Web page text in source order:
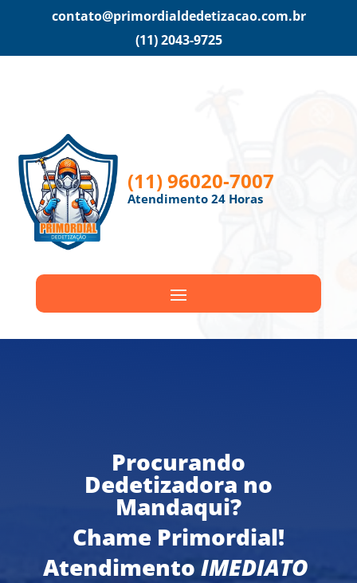
contato@primordialdedetizacao.com.br
(11) 2043-9725
(11) 96020-7007
Atendimento 24 Horas
Procurando
Dedetizadora no
Mandaqui?
Chame Primordial!
Atendimento IMEDIATO